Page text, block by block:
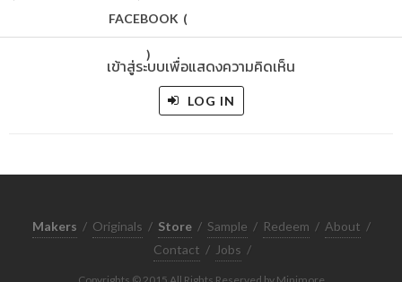
FACEBOOK (
)
เข้าสู่ระบบเพื่อแสดงความคิดเห็น
LOG IN
Makers / Originals / Store / Sample / Redeem / About /
Contact / Jobs /